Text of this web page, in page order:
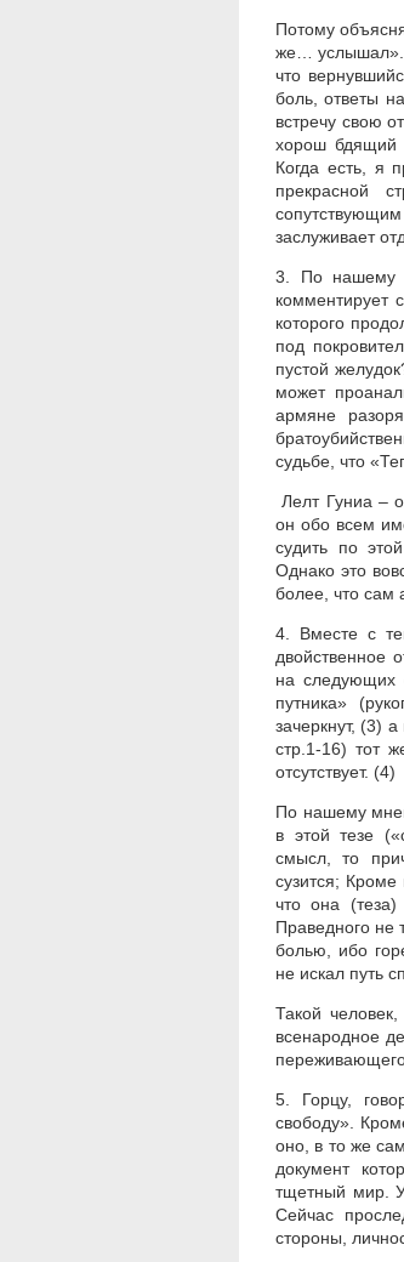
Потому
же… услышал».
что
боль, ответы
встречу свою
хорош бдящий
Когда есть, я
прекрасной
заслуживает
3. По нашему
комментирует
которого
под
пустой
может
армяне
судьбе, что
Лелт Гуниа –
он обо всем
судить по
Однако это
более, что сам
4. Вместе с
двойственное
на следующих
путника»
зачеркнут, (3)
стр.1-16) тот
отсутствует. (4)
По нашему
в этой тезе
смысл, то
сузится;
что она
Праведного не
болью, ибо
не искал путь
Такой
всенародное
5. Горцу,
свободу».
оно, в то же
документ
тщетный мир. У
Сейчас
стороны,